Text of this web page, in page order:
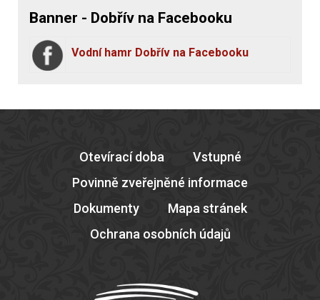
Banner - Dobřív na Facebooku
Vodní hamr Dobřív na Facebooku
Otevírací doba
Vstupné
Povinně zveřejněné informace
Dokumenty
Mapa stránek
Ochrana osobních údajů